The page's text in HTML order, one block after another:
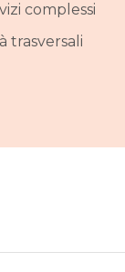
complessi
trasversali